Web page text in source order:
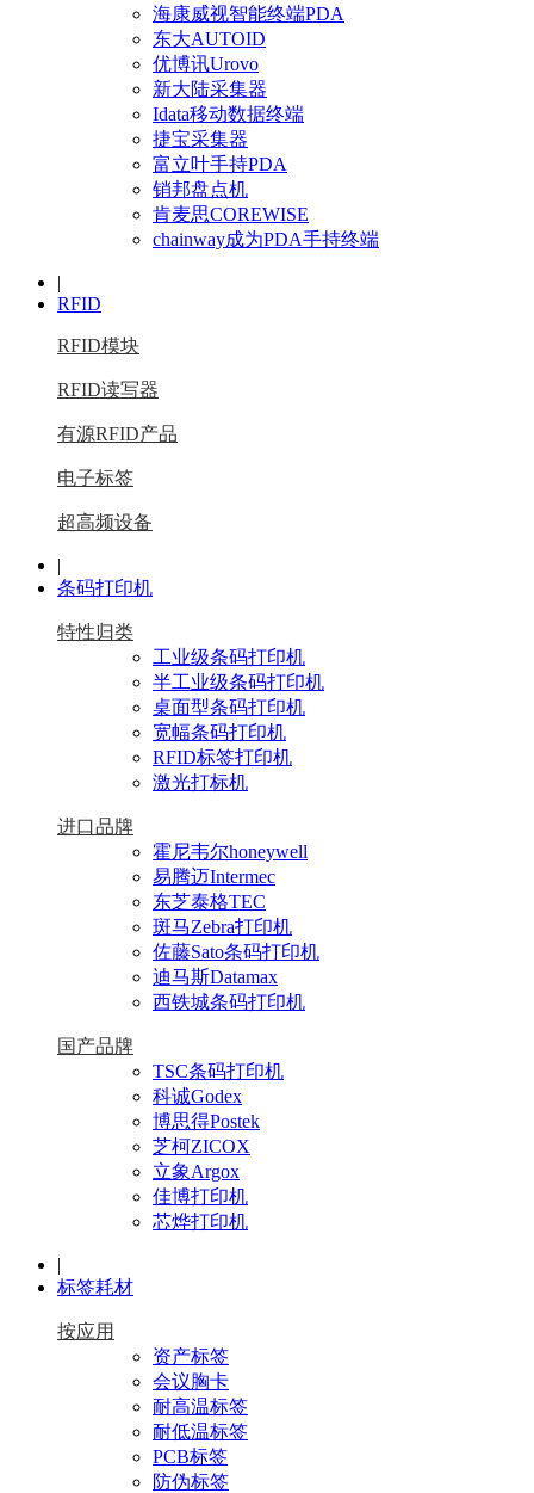
海康威视智能终端PDA
东大AUTOID
优博讯Urovo
新大陆采集器
Idata移动数据终端
捷宝采集器
富立叶手持PDA
销邦盘点机
肯麦思COREWISE
chainway成为PDA手持终端
|
RFID
RFID模块
RFID读写器
有源RFID产品
电子标签
超高频设备
|
条码打印机
特性归类
工业级条码打印机
半工业级条码打印机
桌面型条码打印机
宽幅条码打印机
RFID标签打印机
激光打标机
进口品牌
霍尼韦尔honeywell
易腾迈Intermec
东芝泰格TEC
斑马Zebra打印机
佐藤Sato条码打印机
迪马斯Datamax
西铁城条码打印机
国产品牌
TSC条码打印机
科诚Godex
博思得Postek
芝柯ZICOX
立象Argox
佳博打印机
芯烨打印机
|
标签耗材
按应用
资产标签
会议胸卡
耐高温标签
耐低温标签
PCB标签
防伪标签